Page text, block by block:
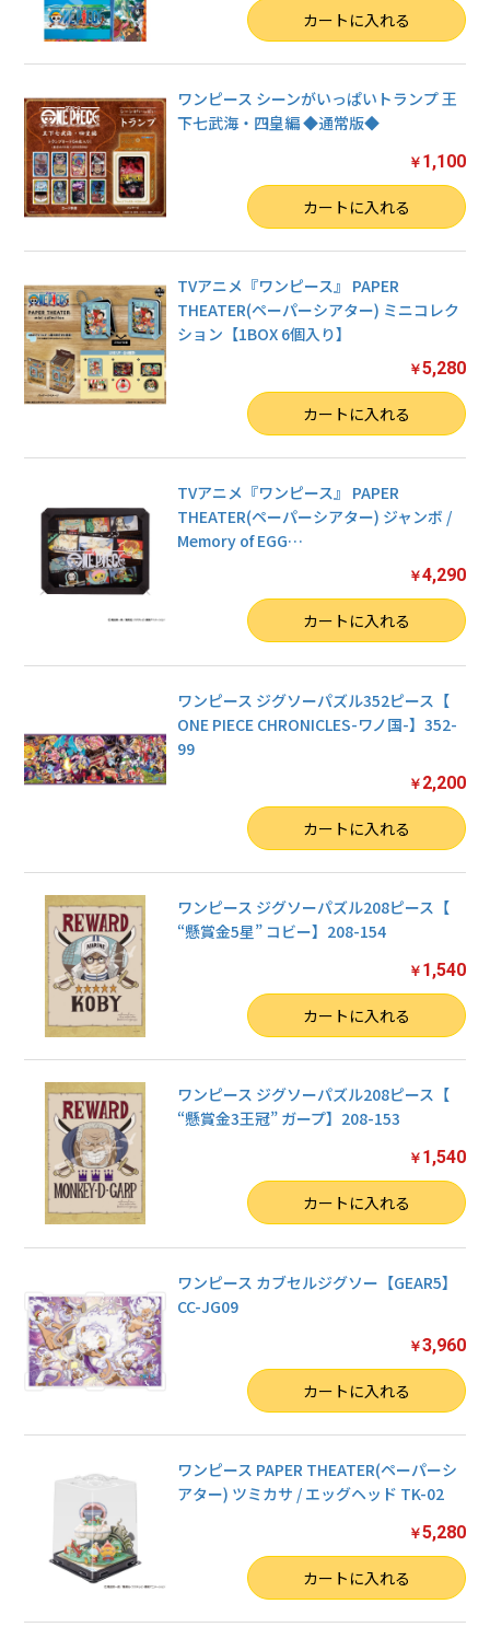
カートに入れる
ワンピース シーンがいっぱいトランプ 王
下七武海・四皇編 ◆通常版◆
￥ 1,100
カートに入れる
TVアニメ『ワンピース』 PAPER
THEATER(ペーパーシアター) ミニコレク
ション【1BOX 6個入り】
￥5,280
カートに入れる
TVアニメ『ワンピース』 PAPER
THEATER(ペーパーシアター) ジャンボ /
Memory of EGG…
￥4,290
カートに入れる
ワンピース ジグソーパズル352ピース【
ONE PIECE CHRONICLES-ワノ国-】352-
99
￥ 2,200
カートに入れる
ワンピース ジグソーパズル208ピース【
“懸賞金5星” コビー】208-154
￥ 1,540
カートに入れる
ワンピース ジグソーパズル208ピース【
“懸賞金3王冠” ガープ】208-153
￥ 1,540
カートに入れる
ワンピース カブセルジグソー【GEAR5】
CC-JG09
￥3,960
カートに入れる
ワンピース PAPER THEATER(ペーパーシ
アター) ツミカサ / エッグヘッド TK-02
￥5,280
カートに入れる
お買い物を続ける